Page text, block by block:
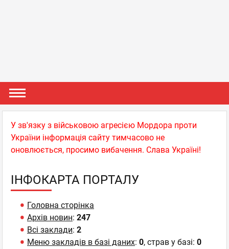
У зв'язку з військовою агресією Мордора проти
України інформація сайту тимчасово не
оновлюється, просимо вибачення. Слава Україні!
ІНФОКАРТА ПОРТАЛУ
Головна сторінка
Архів новин: 247
Всі заклади: 2
Меню закладів в базі даних: 0, страв у базі: 0